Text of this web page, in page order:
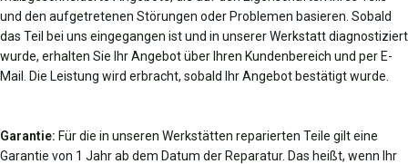
und den aufgetretenen Störungen oder Problemen basieren. Sobald
das Teil bei uns eingegangen ist und in unserer Werkstatt diagnostiziert
wurde, erhalten Sie Ihr Angebot über Ihren Kundenbereich und per E-
Mail. Die Leistung wird erbracht, sobald Ihr Angebot bestätigt wurde.
Garantie: Für die in unseren Werkstätten reparierten Teile gilt eine
Garantie von 1 Jahr ab dem Datum der Reparatur. Das heißt, wenn Ihr